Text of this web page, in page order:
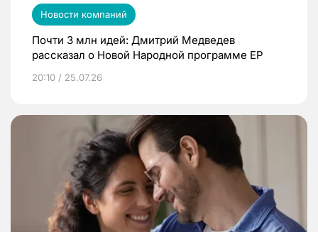
Новости компаний
Почти 3 млн идей: Дмитрий Медведев
рассказал о Новой Народной программе ЕР
20:10 / 25.07.26